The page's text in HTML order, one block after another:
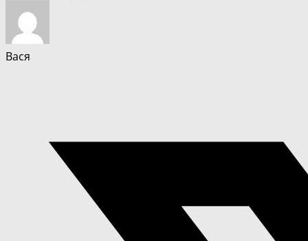
Вася